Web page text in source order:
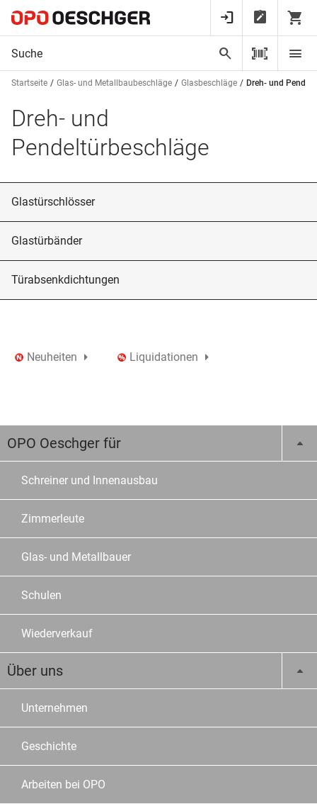
Startseite Glas- und Metallbaubeschläge Glasbeschläge Dreh- und
Dreh- und
Pendeltürbeschläge
Glastürschlösser
Glastürbänder
Türabsenkdichtungen
Neuheiten Liquidationen
OPO Oeschger für
Schreiner und Innenausbau
Zimmerleute
Glas- und Metallbauer
Schulen
Wiederverkauf
Über uns
Unternehmen
Geschichte
Arbeiten bei OPO